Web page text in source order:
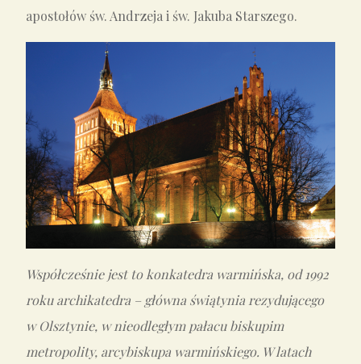
apostołów św. Andrzeja i św. Jakuba Starszego.
Współcześnie jest to konkatedra warmińska, od 1992
roku archikatedra – główna świątynia rezydującego
w Olsztynie, w nieodległym pałacu biskupim
metropolity, arcybiskupa warmińskiego. W latach